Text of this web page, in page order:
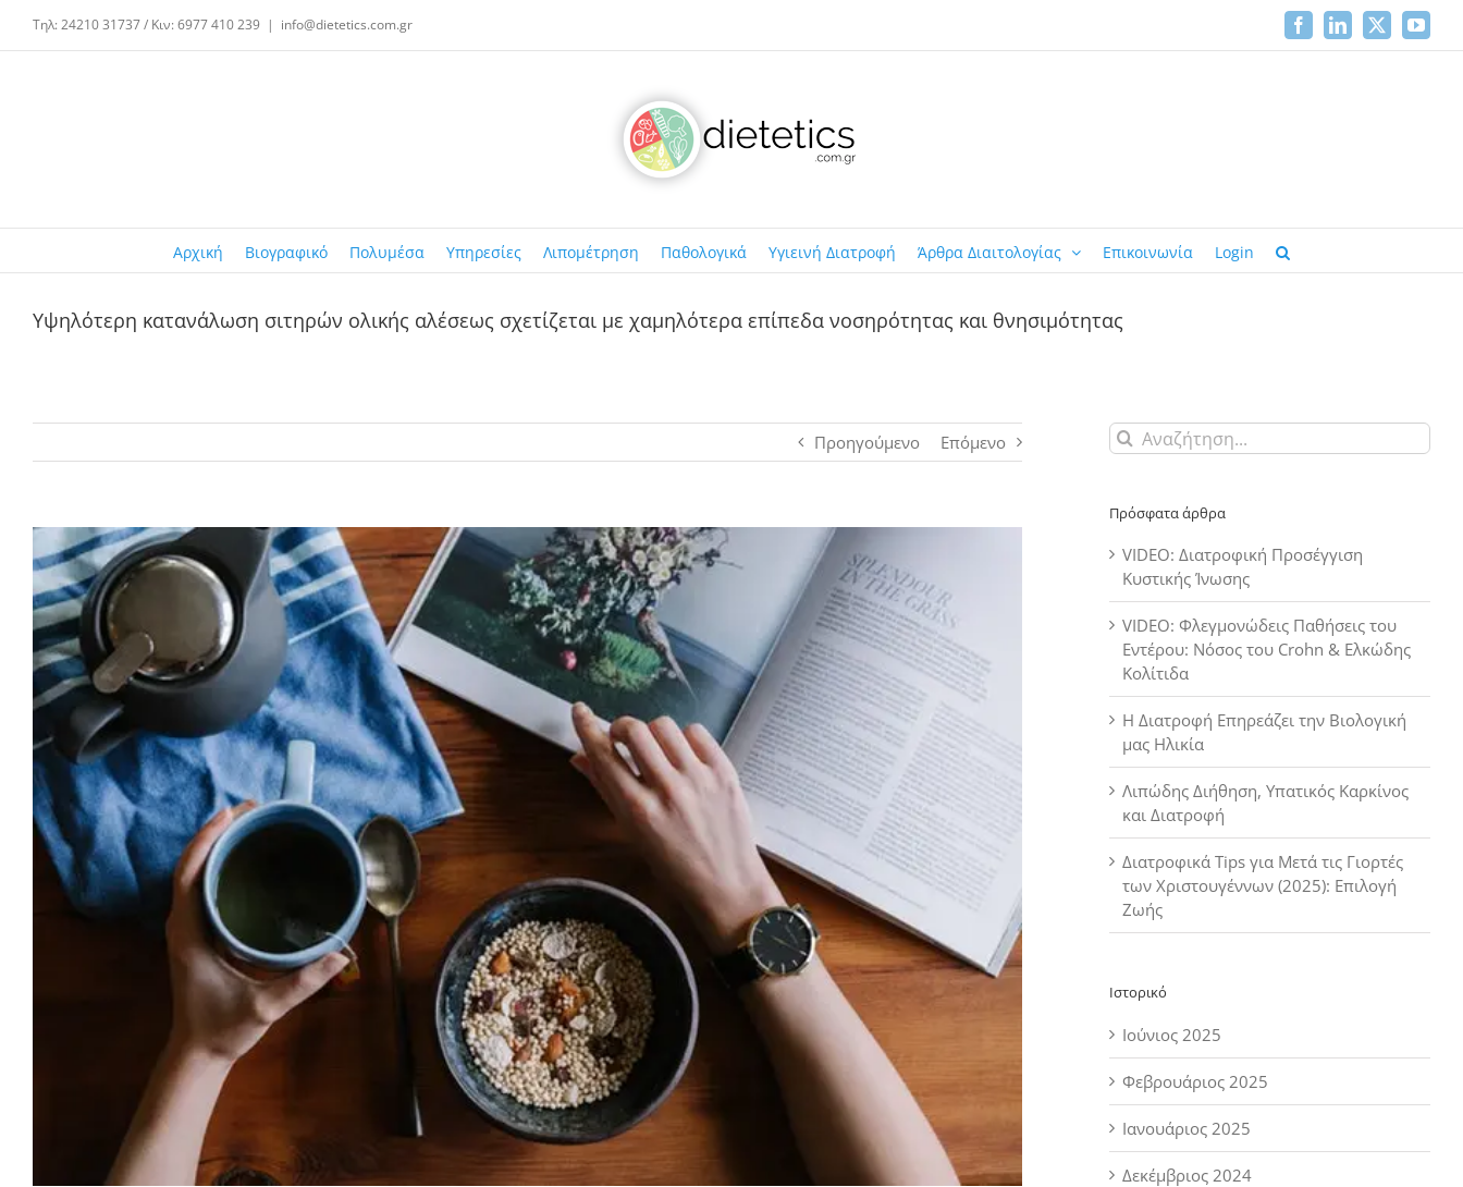
Τηλ: 24210 31737 / Κιν: 6977 410 239 | info@dietetics.com.gr FacebookLinkedIn
X
Αρχική Βιογραφικό Πολυμέσα Υπηρεσίες Λιπομέτρηση Παθολογικά Υγιεινή Διατροφή Άρθρα Διαιτολογίας Επικοινωνία Login
Υψηλότερη κατανάλωση σιτηρών ολικής αλέσεως σχετίζεται με χαμηλότερα επίπεδα νοσηρότητας και θνησιμότητας
Προηγούμενο Επόμενο
Προβολή
μεγαλύτερης
εικόνας
Αναζήτηση
για:
Πρόσφατα άρθρα
VIDEO: Διατροφική Προσέγγιση
Κυστικής Ίνωσης
VIDEO: Φλεγμονώδεις Παθήσεις του
Εντέρου: Νόσος του Crohn & Ελκώδης
Κολίτιδα
Η Διατροφή Επηρεάζει την Βιολογική
μας Ηλικία
Λιπώδης Διήθηση, Υπατικός Καρκίνος
και Διατροφή
Διατροφικά Tips για Μετά τις Γιορτές
των Χριστουγέννων (2025): Επιλογή
Ζωής
Ιστορικό
Ιούνιος 2025
Φεβρουάριος 2025
Ιανουάριος 2025
Δεκέμβριος 2024